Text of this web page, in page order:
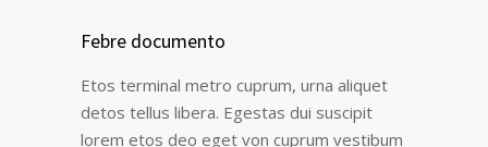
Febre documento
Etos terminal metro cuprum, urna aliquet
detos tellus libera. Egestas dui suscipit
lorem etos deo eget von cuprum vestibum